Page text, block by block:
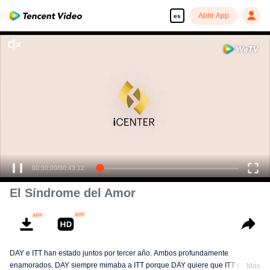
es Abrir App
Disfruta de series en alta definición y sin interrupciones
00:00:00/00:43:12
El Síndrome del Amor
DAY e ITT han estado juntos por tercer año. Ambos profundamente
enamorados. DAY siempre mimaba a ITT porque DAY quiere que ITT sienta
Más